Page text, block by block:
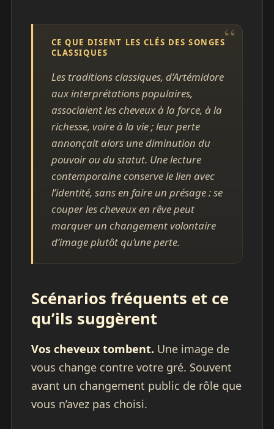
CE QUE DISENT LES CLÉS DES SONGES
CLASSIQUES
Les traditions classiques, d’Artémidore
aux interprétations populaires,
associaient les cheveux à la force, à la
richesse, voire à la vie ; leur perte
annonçait alors une diminution du
pouvoir ou du statut. Une lecture
contemporaine conserve le lien avec
l’identité, sans en faire un présage : se
couper les cheveux en rêve peut
marquer un changement volontaire
d’image plutôt qu’une perte.
Scénarios fréquents et ce
qu’ils suggèrent
Vos cheveux tombent. Une image de
vous change contre votre gré. Souvent
avant un changement public de rôle que
vous n’avez pas choisi.